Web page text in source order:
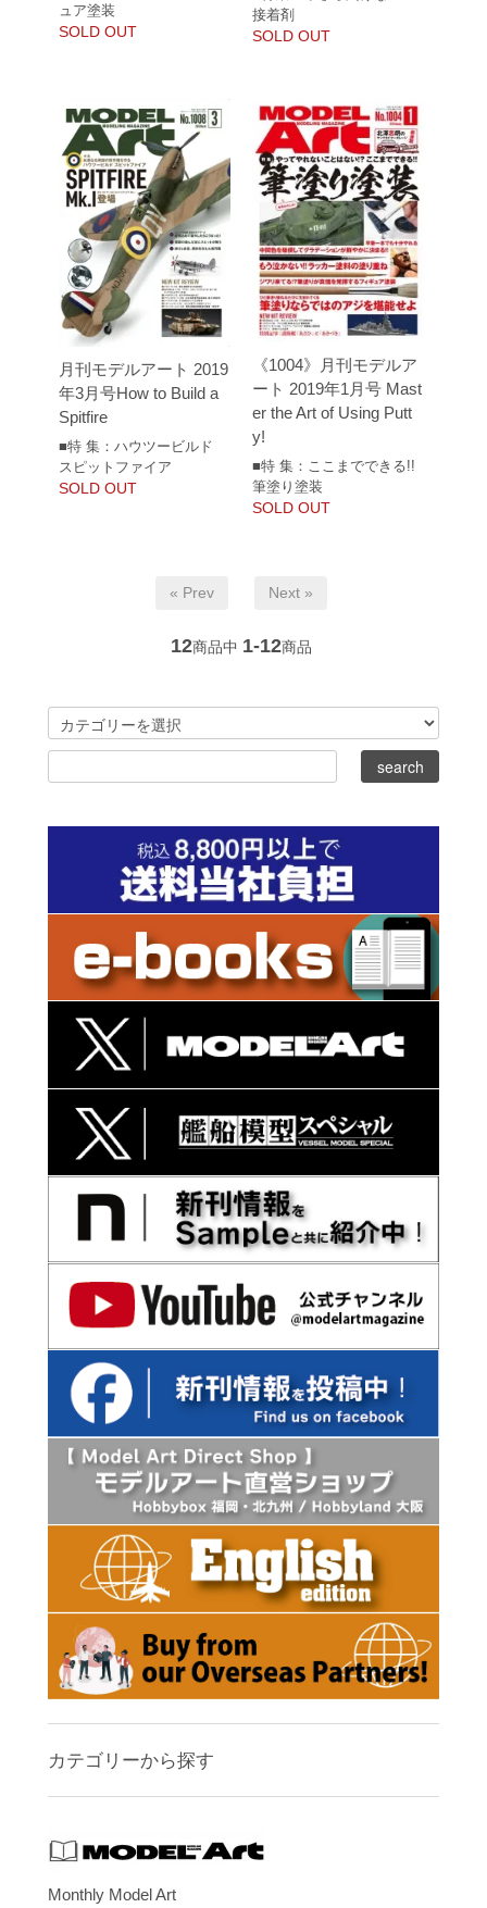
ュア塗装
SOLD OUT
接着剤
SOLD OUT
月刊モデルアート 2019
年3月号How to Build a
Spitfire
■特 集：ハウツービルド
スピットファイア
SOLD OUT
《1004》月刊モデルア
ート 2019年1月号 Mast
er the Art of Using Putt
y!
■特 集：ここまでできる!!
筆塗り塗装
SOLD OUT
« Prev Next »
12商品中 1-12商品
カテゴリーから探す
Monthly Model Art